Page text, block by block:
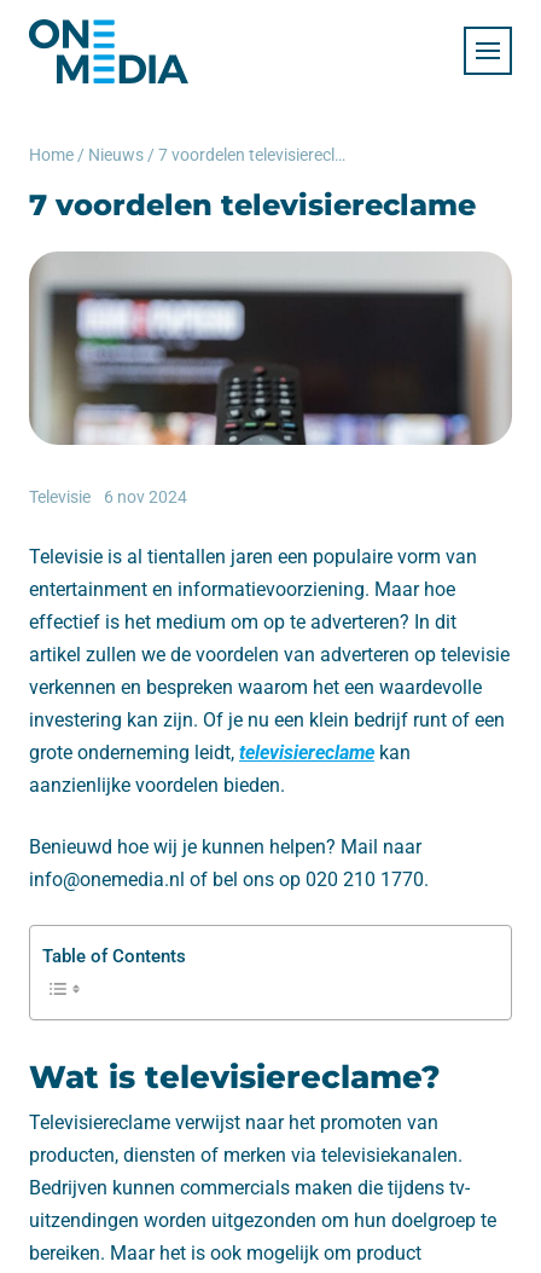
Home / Nieuws / 7 voordelen televisiereclame
7 voordelen televisiereclame
Televisie 6 nov 2024
Televisie is al tientallen jaren een populaire vorm van
entertainment en informatievoorziening. Maar hoe
effectief is het medium om op te adverteren? In dit
artikel zullen we de voordelen van adverteren op televisie
verkennen en bespreken waarom het een waardevolle
investering kan zijn. Of je nu een klein bedrijf runt of een
grote onderneming leidt, televisiereclame kan
aanzienlijke voordelen bieden.
Benieuwd hoe wij je kunnen helpen? Mail naar
info@onemedia.nl of bel ons op 020 210 1770.
Table of Contents
Wat is televisiereclame?
Televisiereclame verwijst naar het promoten van
producten, diensten of merken via televisiekanalen.
Bedrijven kunnen commercials maken die tijdens tv-
uitzendingen worden uitgezonden om hun doelgroep te
bereiken. Maar het is ook mogelijk om product